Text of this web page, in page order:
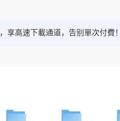
享高速下載通道，告别單次付費！